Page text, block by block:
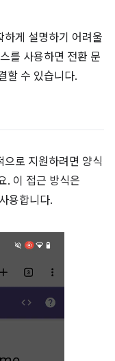
게 설명하기 어려울
를 사용하면 전환 문
할 수 있습니다.
로 지원하려면 양식
. 이 접근 방식은
용합니다.